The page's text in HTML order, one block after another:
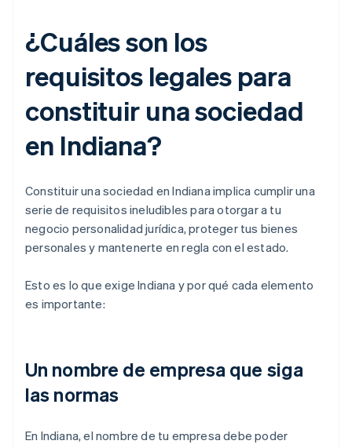
¿Cuáles son los
requisitos legales para
constituir una sociedad
en Indiana?
Constituir una sociedad en Indiana implica cumplir una
serie de requisitos ineludibles para otorgar a tu
negocio personalidad jurídica, proteger tus bienes
personales y mantenerte en regla con el estado.
Esto es lo que exige Indiana y por qué cada elemento
es importante:
Un nombre de empresa que siga
las normas
En Indiana, el nombre de tu empresa debe poder